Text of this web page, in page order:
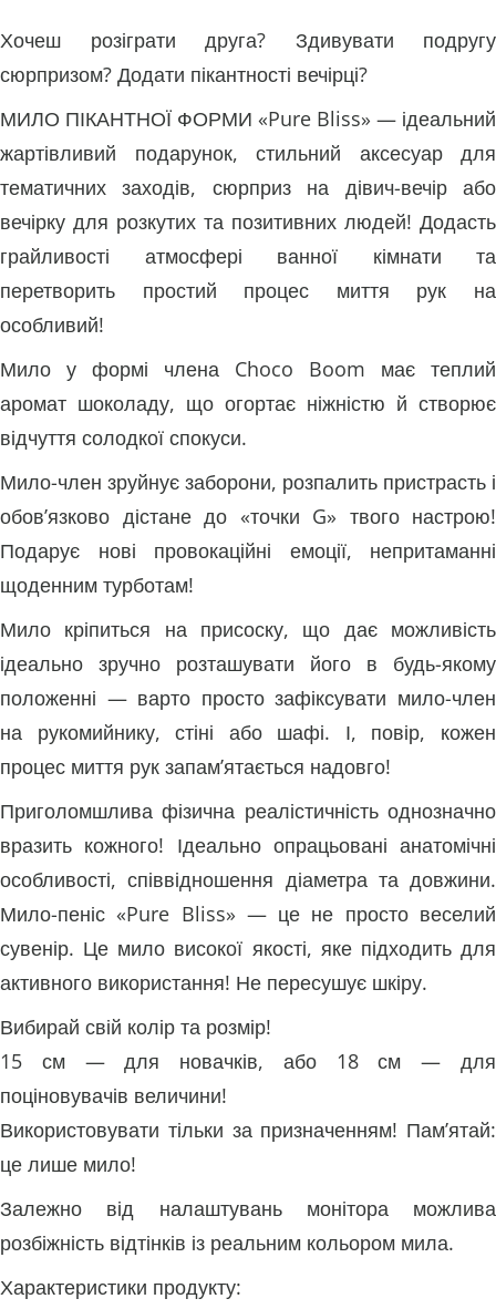
Хочеш розіграти друга? Здивувати подругу
сюрпризом? Додати пікантності вечірці?
МИЛО ПІКАНТНОЇ ФОРМИ «Pure Bliss» — ідеальний
жартівливий подарунок, стильний аксесуар для
тематичних заходів, сюрприз на дівич-вечір або
вечірку для розкутих та позитивних людей! Додасть
грайливості атмосфері ванної кімнати та
перетворить простий процес миття рук на
особливий!
Мило у формі члена Choco Boom має теплий
аромат шоколаду, що огортає ніжністю й створює
відчуття солодкої спокуси.
Мило-член зруйнує заборони, розпалить пристрасть і
обов’язково дістане до «точки G» твого настрою!
Подарує нові провокаційні емоції, непритаманні
щоденним турботам!
Мило кріпиться на присоску, що дає можливість
ідеально зручно розташувати його в будь-якому
положенні — варто просто зафіксувати мило-член
на рукомийнику, стіні або шафі. І, повір, кожен
процес миття рук запам’ятається надовго!
Приголомшлива фізична реалістичність однозначно
вразить кожного! Ідеально опрацьовані анатомічні
особливості, співвідношення діаметра та довжини.
Мило-пеніс «Pure Bliss» — це не просто веселий
сувенір. Це мило високої якості, яке підходить для
активного використання! Не пересушує шкіру.
Вибирай свій колір та розмір!
15 см — для новачків, або 18 см — для
поціновувачів величини!
Використовувати тільки за призначенням! Пам’ятай:
це лише мило!
Залежно від налаштувань монітора можлива
розбіжність відтінків із реальним кольором мила.
Характеристики продукту: